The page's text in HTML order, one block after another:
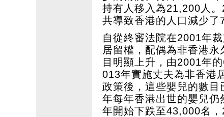
持有人移入為21,200人
共導致香港的人口減少了
自從終審法院在2001年
居留權，配偶為非香港
目明顯上升，由2001年
013年實施丈夫為非香港
政策後，這些嬰兒的數
年每年香港出世的嬰兒
年開始下跌至43,000名